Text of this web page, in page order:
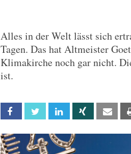
Alles in der Welt lässt sich
Tagen. Das hat Altmeister
Klimakirche noch gar nicht.
ist.
Facebook Twitter Linkedin Xing